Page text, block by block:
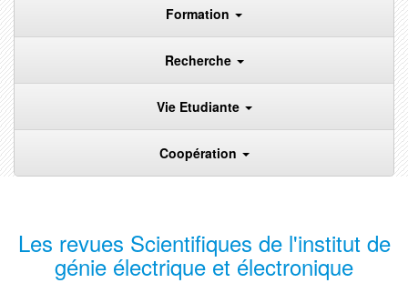
Formation
Recherche
Vie Etudiante
Coopération
Les revues Scientifiques de l'institut de
génie électrique et électronique